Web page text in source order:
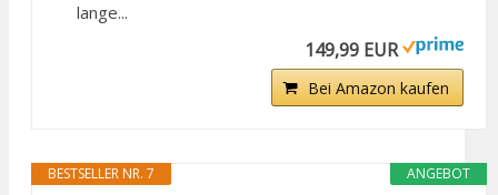
lange...
149,99 EUR
Bei Amazon kaufen
ANGEBOT
BESTSELLER NR. 7